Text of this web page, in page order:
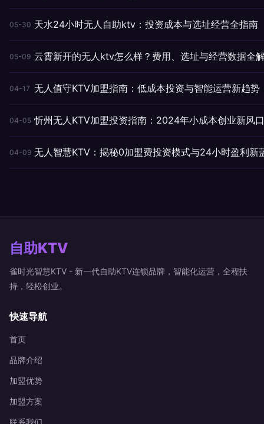
05-30 天水24小时无人自助ktv：投资成本与选址经营全指南
05-09 云霄新开的无人ktv怎么样？费用、选址与经营数据全
04-17 无人值守KTV加盟指南：低成本投资与智能运营新趋势
04-05 忻州无人KTV加盟投资指南：2024年小成本创业新风口
04-09 无人智慧KTV：揭秘0加盟费投资模式与24小时盈利新
自助KTV
雀时光智慧KTV - 新一代自助KTV连锁品牌，智能化运营，全程扶
持，轻松创业。
快速导航
首页
品牌介绍
加盟优势
加盟方案
联系我们